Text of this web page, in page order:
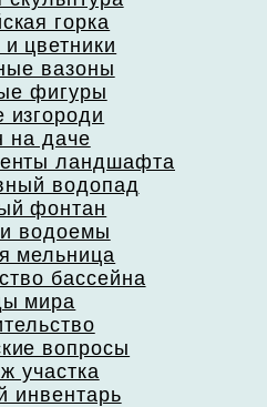
горка
цветники
вазоны
фигуры
на даче
ландшафта
водопад
фонтан
водоемы
мельница
бассейна
мира
вопросы
участка
инвентарь